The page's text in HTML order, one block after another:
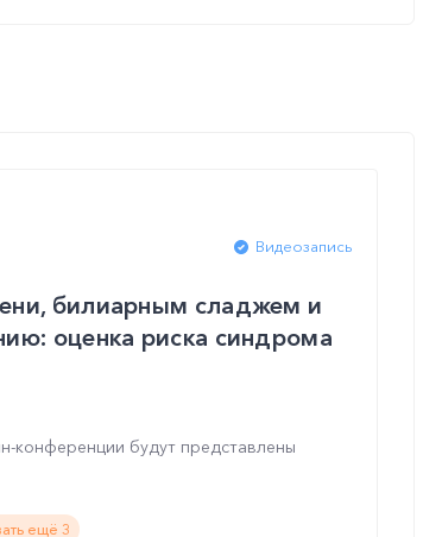
Видеозапись
билиарным сладжем и
оценка риска синдрома
будут представлены
ещё 3